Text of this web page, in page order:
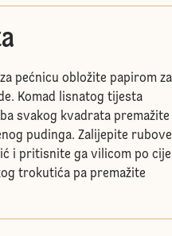
pećnicu obložite papirom za
Komad lisnatog tijesta
svakog kvadrata premažite
pudinga. Zalijepite rubove
i pritisnite ga vilicom po
trokutića pa premažite